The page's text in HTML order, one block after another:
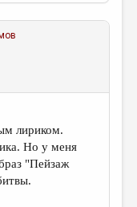
лириком.
Но у меня
"Пейзаж